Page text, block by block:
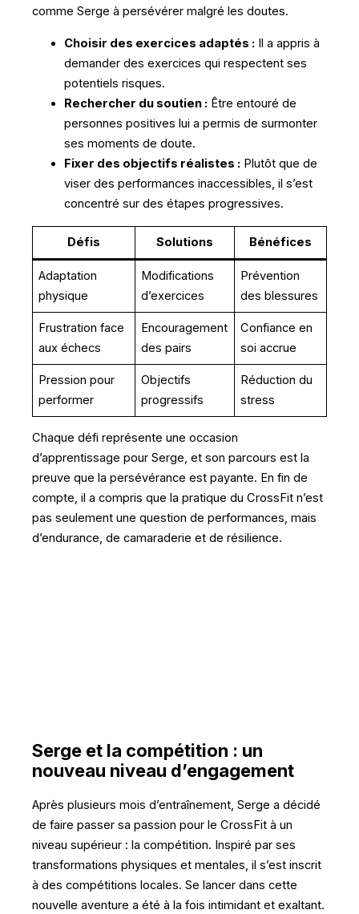
comme Serge à persévérer malgré les doutes.
Choisir des exercices adaptés : Il a appris à
demander des exercices qui respectent ses
potentiels risques.
Rechercher du soutien : Être entouré de
personnes positives lui a permis de surmonter
ses moments de doute.
Fixer des objectifs réalistes : Plutôt que de
viser des performances inaccessibles, il s’est
concentré sur des étapes progressives.
Défis Solutions Bénéfices
Adaptation
physique
Modifications
d’exercices
Prévention
des blessures
Frustration face
aux échecs
Encouragement
des pairs
Confiance en
soi accrue
Pression pour
performer
Objectifs
progressifs
Réduction du
stress
Chaque défi représente une occasion
d’apprentissage pour Serge, et son parcours est la
preuve que la persévérance est payante. En fin de
compte, il a compris que la pratique du CrossFit n’est
pas seulement une question de performances, mais
d’endurance, de camaraderie et de résilience.
Serge et la compétition : un
nouveau niveau d’engagement
Après plusieurs mois d’entraînement, Serge a décidé
de faire passer sa passion pour le CrossFit à un
niveau supérieur : la compétition. Inspiré par ses
transformations physiques et mentales, il s’est inscrit
à des compétitions locales. Se lancer dans cette
nouvelle aventure a été à la fois intimidant et exaltant.